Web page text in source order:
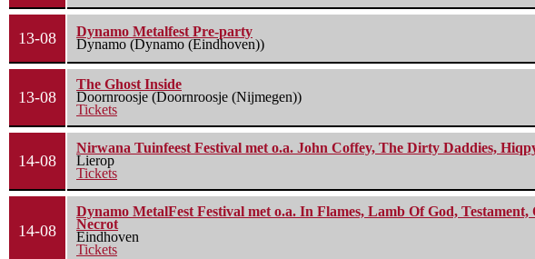
13-08
Dynamo Metalfest Pre-party
Dynamo (Dynamo (Eindhoven))
13-08
The Ghost Inside
Doornroosje (Doornroosje (Nijmegen))
Tickets
14-08
Nirwana Tuinfeest Festival met o.a. John Coffey, The Dirty Daddies,
Lierop
Tickets
14-08
Dynamo MetalFest Festival met o.a. In Flames, Lamb Of God,
Necrot
Eindhoven
Tickets